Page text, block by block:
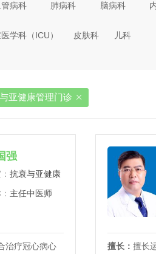
病科 肺病科 脑病科
学科（ICU） 皮肤科 儿科
亚健康管理门诊 
强
抗衰与亚健康管理门诊
主任中医师
治疗冠心病心
擅长： 擅长